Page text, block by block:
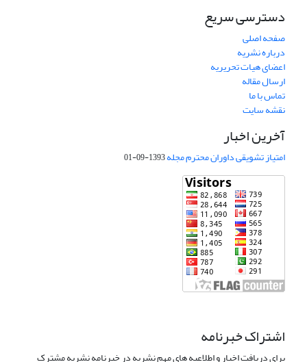
دسترسی سریع
صفحه اصلی
درباره نشریه
اعضای هیات تحریریه
ارسال مقاله
تماس با ما
نقشه سایت
آخرین اخبار
امتیاز تشویقی داوران محترم مجله1393-09-01
اشتراک خبرنامه
برای دریافت اخبار و اطلاعیه های مهم نشریه در خبرنامه نشریه مشترک